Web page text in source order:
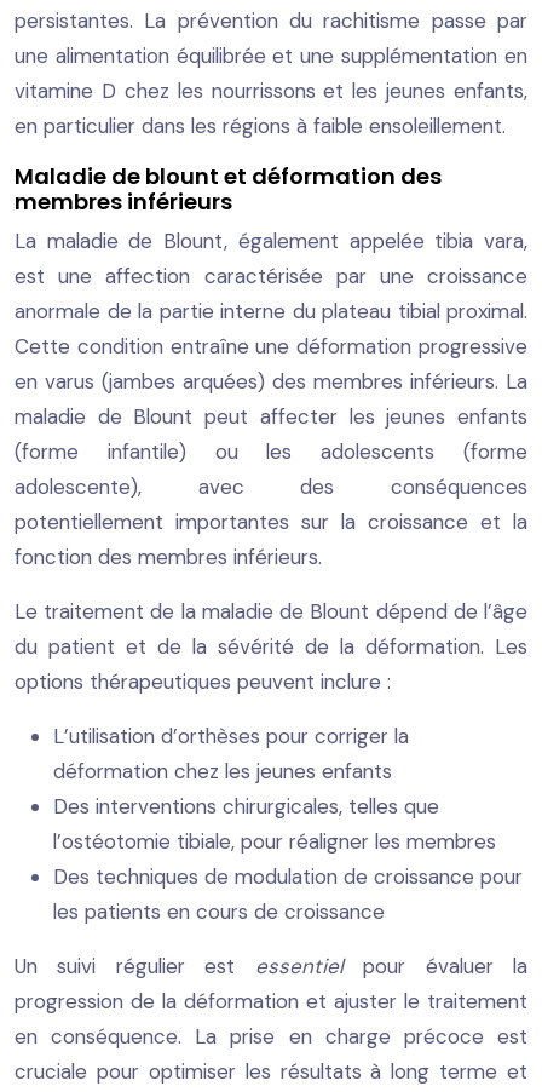
persistantes. La prévention du rachitisme passe par
une alimentation équilibrée et une supplémentation en
vitamine D chez les nourrissons et les jeunes enfants,
en particulier dans les régions à faible ensoleillement.
Maladie de blount et déformation des
membres inférieurs
La maladie de Blount, également appelée tibia vara,
est une affection caractérisée par une croissance
anormale de la partie interne du plateau tibial proximal.
Cette condition entraîne une déformation progressive
en varus (jambes arquées) des membres inférieurs. La
maladie de Blount peut affecter les jeunes enfants
(forme infantile) ou les adolescents (forme
adolescente), avec des conséquences
potentiellement importantes sur la croissance et la
fonction des membres inférieurs.
Le traitement de la maladie de Blount dépend de l’âge
du patient et de la sévérité de la déformation. Les
options thérapeutiques peuvent inclure :
L’utilisation d’orthèses pour corriger la
déformation chez les jeunes enfants
Des interventions chirurgicales, telles que
l’ostéotomie tibiale, pour réaligner les membres
Des techniques de modulation de croissance pour
les patients en cours de croissance
Un suivi régulier est essentielpour évaluer la
progression de la déformation et ajuster le traitement
en conséquence. La prise en charge précoce est
cruciale pour optimiser les résultats à long terme et